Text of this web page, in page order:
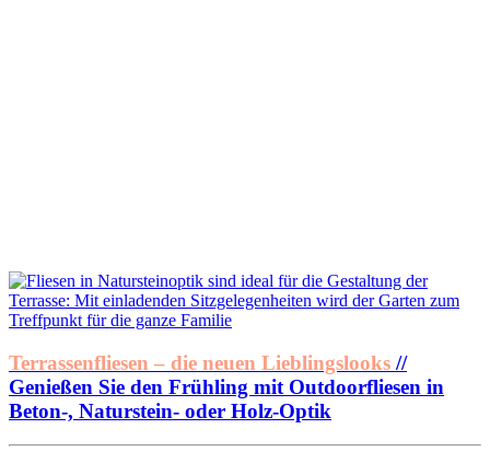
Terrassenfliesen – die neuen Lieblingslooks //
Genießen Sie den Frühling mit Outdoorfliesen in
Beton-, Naturstein- oder Holz-Optik